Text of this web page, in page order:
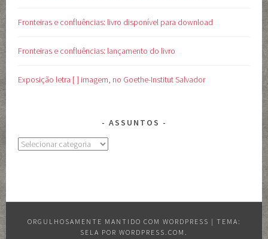
Fronteiras e confluências: livro disponível para download
Fronteiras e confluências: lançamento do livro
Exposição letra [ ] imagem, no Goethe-Institut Salvador
ASSUNTOS
Assuntos
ORGULHOSAMENTE MANTIDO COM WORDPRESS | TEMA:
SELA POR WORDPRESS.COM .